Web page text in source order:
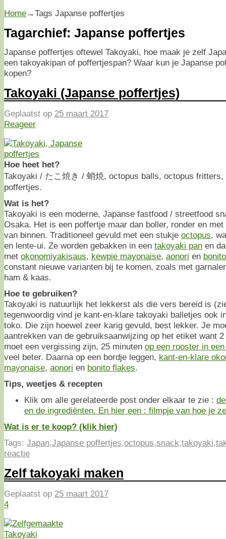
Home→Tags Japanse poffertjes
Tagarchief: Japanse poffertjes
Japanse poffertjes oftewel Takoyaki, hoe maak je zelf
een takoyakipan of poffertjespan? Waar kun je Japanse
kopen?
Takoyaki (Japanse poffertjes)
Geplaatst op 25 maart 2017
Reageer
Hoe heet het?
Takoyaki / たこ焼き / 蛸焼, octopus balls, octopus
poffertjes.
Wat is het?
Takoyaki is een moderne, Japanse fastfood / streetfood
Osaka. Het is een poffertje maar dan boller, ronder en
van binnen. Traditioneel gevuld met een stukje octopus,
en lente-ui. Ze worden gebakken in een takoyaki pan en
met okonomiyakisaus, kewpie mayonaise, aonori en
constant nieuwe varianten bij te komen, zoals met
ham & kaas.
Hoe te gebruiken?
Takoyaki is natuurlijk het lekkerst als die vers bereid is
tegenwoordig vind je kant-en-klare takoyaki balletjes ook
toko. Die zijn hoewel zeer karig gevuld, best lekker. Je
aantrekken van de gebruiksaanwijzing op het etiket want
moet een vergissing zijn, 25 minuten op een rooster in
veel beter. Daarna op een bordje leggen, kant-en-klare
mayonaise, aonori en bonito flakes.
Tips, weetjes & recepten
Klik om alle gerelateerde post onder elkaar te zie :
en de ingrediënten. En hier een : filmpje van hoe je
Wat is er te koop? (klik hier)
Tags: Japan,Japanse poffertjes,octopus,snack,takoyaki,
reactie
Zelf takoyaki maken
Geplaatst op 25 maart 2017
4